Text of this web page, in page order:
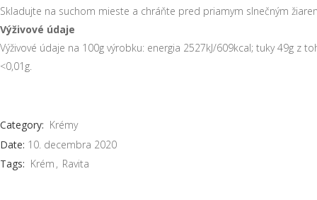
Skladujte na suchom mieste a chráňte pred priamym slnečným
Výživové údaje
Výživové údaje na 100g výrobku: energia 2527kJ/609kcal; tuky 49g z
<0,01g.
Category: Krémy
Date: 10. decembra 2020
Tags: Krém Ravita